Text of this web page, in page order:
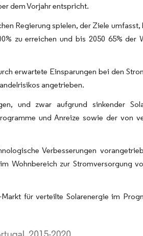
dem Vorjahr entspricht.
Regierung spielen, der Ziele umfasst,
zu erreichen und bis 2050 65% der
erwartete Einsparungen bei den
angetrieben.
und zwar aufgrund sinkender
und Anreize sowie der von
Verbesserungen
Wohnbereich zur Stromversorgung
für verteilte Solarenergie im